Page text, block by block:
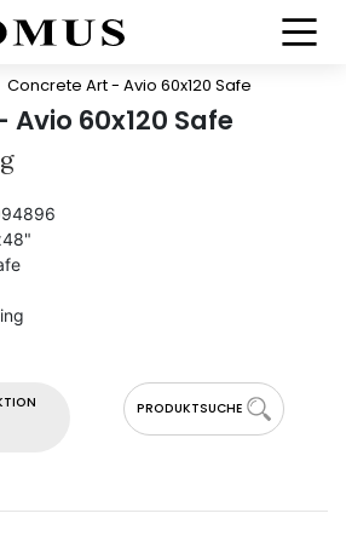
Concrete Art - Avio 60x120 Safe
60x120 Safe
PRODUKTSUCHE